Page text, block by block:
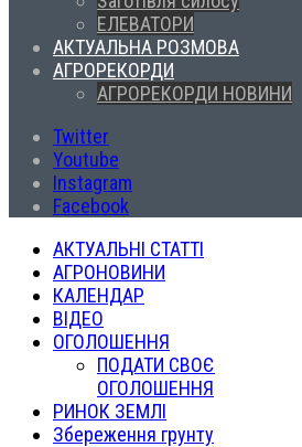
ЕЛЕВАТОРИ
АКТУАЛЬНА РОЗМОВА
АГРОРЕКОРДИ
АГРОРЕКОРДИ НОВИНИ
Twitter
Youtube
Instagram
Facebook
АКТУАЛЬНІ СТАТТІ
АГРОНОВИНИ
КАЛЕНДАР
ВІДЕО
ОГОЛОШЕННЯ
ПОДАТИ СВОЄ
ОГОЛОШЕННЯ
РИНОК ЗЕМЛІ
Збереження грунту